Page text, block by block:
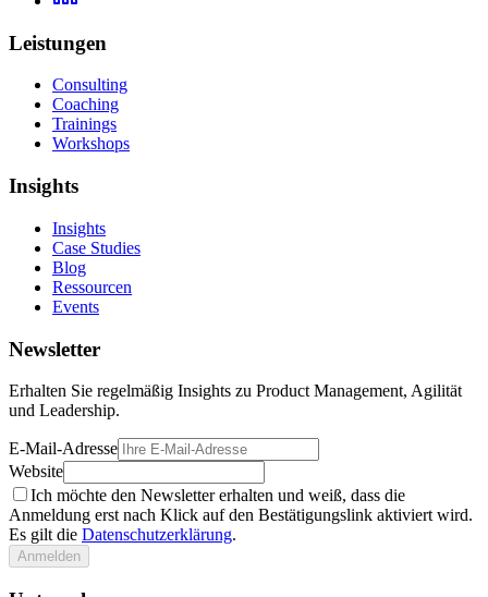
Leistungen
Consulting
Coaching
Trainings
Workshops
Insights
Insights
Case Studies
Blog
Ressourcen
Events
Newsletter
Erhalten Sie regelmäßig Insights zu Product Management, Agilität
und Leadership.
E-Mail-Adresse
Website
Ich möchte den Newsletter erhalten und weiß, dass die
Anmeldung erst nach Klick auf den Bestätigungslink aktiviert wird.
Es gilt die Datenschutzerklärung.
Anmelden